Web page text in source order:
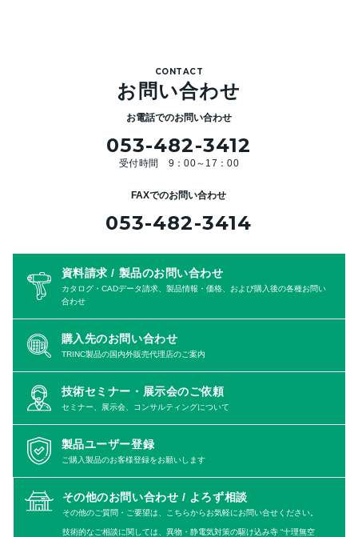
ことはありません。
CONTACT
お問い合わせ
お電話でのお問い合わせ
053-482-3412
受付時間 9：00～17：00
FAXでのお問い合わせ
053-482-3414
資料請求 / 製品のお問い合わせ
カタログ・CADデータ請求、製品情報・価格、および購入後の各種お問い
合わせ
購入先のお問い合わせ
TRINC製品の国内外販売代理店のご案内
技術セミナー・展示会のご依頼
セミナー、展示会、コンサルティングについて
製品ユーザー登録
ご購入製品のお客様登録をお願いします
その他のお問い合わせ / よろず相談
その他のご質問・ご要望は、こちらからお気軽にお問い合せください。
技術的なご相談に関しては、異物・静電気対策の駆け込み寺 “十理無空